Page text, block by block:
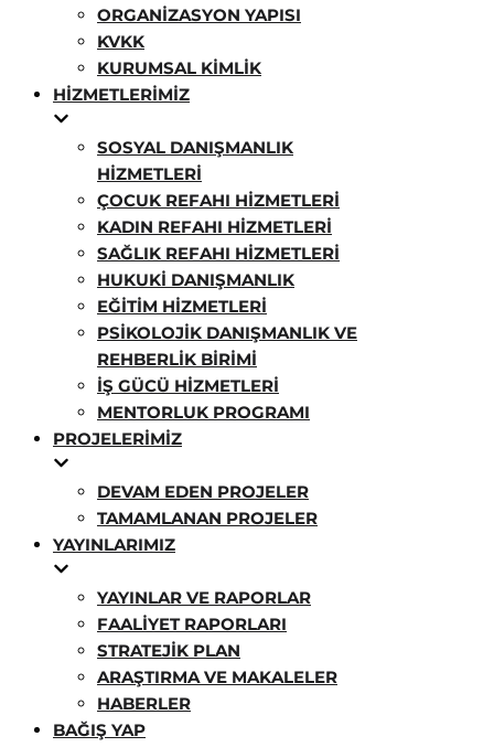
ORGANIZASYON YAPISI
KVKK
KURUMSAL KIMLIK
HIZMETLERIMIZ
SOSYAL DANIŞMANLIK
HIZMETLERI
ÇOCUK REFAHI HIZMETLERI
KADIN REFAHI HIZMETLERI
SAĞLIK REFAHI HIZMETLERI
HUKUKI DANIŞMANLIK
EĞITIM HIZMETLERI
PSIKOLOJIK DANIŞMANLIK VE
REHBERLIK BIRIMI
İŞ GÜCÜ HIZMETLERI
MENTORLUK PROGRAMI
PROJELERIMIZ
DEVAM EDEN PROJELER
TAMAMLANAN PROJELER
YAYINLARIMIZ
YAYINLAR VE RAPORLAR
FAALIYET RAPORLARI
STRATEJIK PLAN
ARAŞTIRMA VE MAKALELER
HABERLER
BAĞIŞ YAP